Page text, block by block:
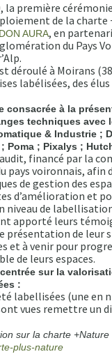
la première
de la charte
AURA, en
du Pays
déroulé à Moirans
labélisées, des élus
consacrée à la
techniques avec
& Industrie ;
Poma ; Pixalys ;
financé par la
pays voironnais, afin
de gestion des
d’amélioration et
niveau de
apporté leurs
présentation de leur
et à venir pour
de leurs espaces.
sur la
:
labellisées (une en
vues remettre un
sur la charte +Nature
plus-nature